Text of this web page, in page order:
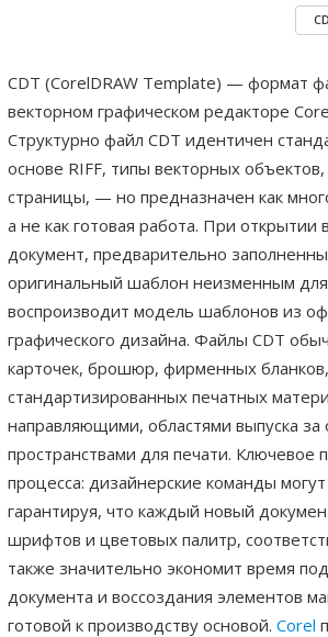
CDT (CorelDRAW Template) — формат
векторном графическом редакторе
Структурно файл CDT идентичен
основе RIFF, типы векторных
страницы, — но предназначен как
а не как готовая работа. При
документ, предварительно
оригинальный шаблон неизменным
воспроизводит модель шаблонов из
графического дизайна. Файлы CDT
карточек, брошюр, фирменных
стандартизированных печатных
направляющими, областями выпуска
пространствами для печати.
процесса: дизайнерские команды
гарантируя, что каждый новый
шрифтов и цветовых палитр,
также значительно экономит время
документа и воссоздания элементов
готовой к производству основой. Corel